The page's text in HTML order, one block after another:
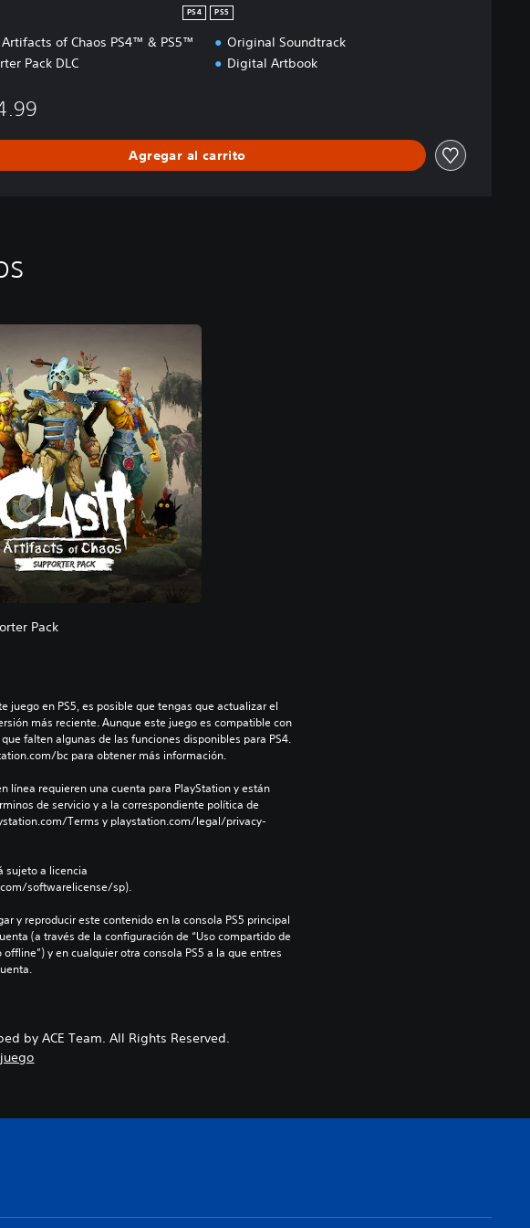
PS4 PS5
of Chaos PS4™ & PS5™
Pack DLC
Original Soundtrack
Digital Artbook
Agregar al carrito
Pack
juego en PS5, es posible que tengas que actualizar el
más reciente. Aunque este juego es compatible con
que falten algunas de las funciones disponibles para PS4.
bc para obtener más información.
línea requieren una cuenta para PlayStation y están
de servicio y a la correspondiente política de
Terms y playstation.com/legal/privacy-
sujeto a licencia
softwarelicense/sp).
y reproducir este contenido en la consola PS5 principal
(a través de la configuración de “Uso compartido de
y en cualquier otra consola PS5 a la que entres
by ACE Team. All Rights Reserved.